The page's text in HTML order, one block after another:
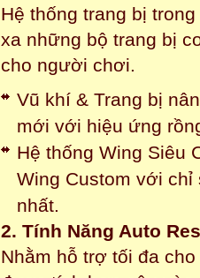
Hệ thống trang bị
xa những bộ trang bị
cho người chơi.
Vũ khí & Trang bị
mới với hiệu ứng
Hệ thống Wing Siêu
Wing Custom với
nhất.
2. Tính Năng Auto
Nhằm hỗ trợ tối đa